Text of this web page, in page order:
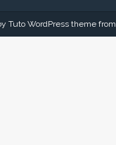
Tuto WordPress theme from